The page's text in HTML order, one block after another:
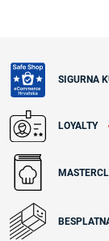
SIGURNA
LOYALTY